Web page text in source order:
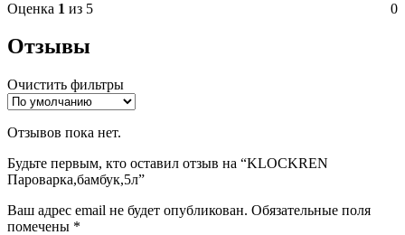
Оценка 1 из 5 0
Отзывы
Очистить фильтры
Отзывов пока нет.
Будьте первым, кто оставил отзыв на “KLOCKREN
Пароварка,бамбук,5л”
Ваш адрес email не будет опубликован. Обязательные поля
помечены *